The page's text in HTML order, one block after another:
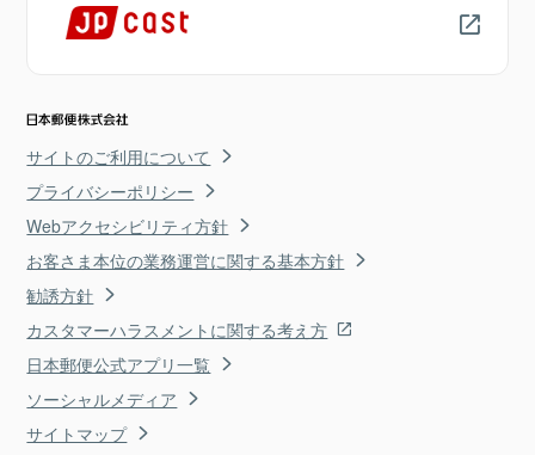
サイトのご利用について
プライバシーポリシー
Webアクセシビリティ方針
お客さま本位の業務運営に関する基本方針
勧誘方針
カスタマーハラスメントに関する考え方
日本郵便公式アプリ一覧
ソーシャルメディア
サイトマップ